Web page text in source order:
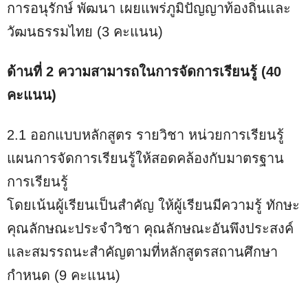
การอนุรักษ์ พัฒนา เผยแพร่ภูมิปัญญาท้องถิ่นและ
วัฒนธรรมไทย (3 คะแนน)
ด้านที่ 2 ความสามารถในการจัดการเรียนรู้ (40
คะแนน)
2.1 ออกแบบหลักสูตร รายวิชา หน่วยการเรียนรู้
แผนการจัดการเรียนรู้ให้สอดคล้องกับมาตรฐาน
การเรียนรู้
โดยเน้นผู้เรียนเป็นสําคัญ ให้ผู้เรียนมีความรู้ ทักษะ
คุณลักษณะประจําวิชา คุณลักษณะอันพึงประสงค์
และสมรรถนะสำคัญตามที่หลักสูตรสถานศึกษา
กำหนด (9 คะแนน)